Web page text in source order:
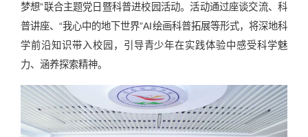
梦想”联合主题党日暨科普进校园活动。活动通过座谈交流、科
普讲座、“我心中的地下世界”AI绘画科普拓展等形式，将深地科
学前沿知识带入校园，引导青少年在实践体验中感受科学魅
力、涵养探索精神。